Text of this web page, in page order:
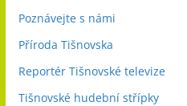
Poznávejte s námi
Příroda Tišnovska
Reportér Tišnovské televize
Tišnovské hudební střípky